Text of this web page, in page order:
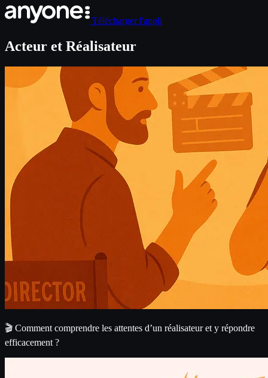
Télécharger l'appli
Acteur et Réalisateur
🎬 Comment comprendre les attentes d’un réalisateur et y répondre
efficacement ?